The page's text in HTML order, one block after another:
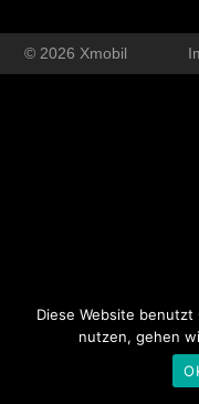
© 2026 Xmobil
Diese Website benutzt
nutzen, gehen